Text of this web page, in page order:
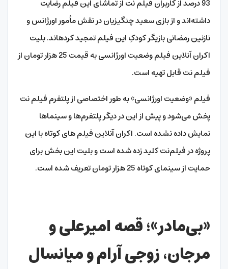
93 درصد از کاربران فیلم نت از تماشای این فیلم رضایت
داشته‌اند و از بازی سعید چنگیزیان در نقش مأمور اورژانس و
نازنین رمضانی بازیگر کودکِ این فیلم تمجید کرده­­اند. بلیت
اکران آنلاین فیلم وضعیت اورژانسی به قیمت 25 هزار تومان از
فیلم نت قابل تهیه است.
فیلم «وضعیت اورژانسی» به طور اختصاصی از پلتفرم فیلم نت
پخش می‌شود و پیش از این در دیگر پلتفرم‌ها و سینماها
نمایش داده نشده است. اکران آنلاین فیلم های کوتاه با این
پروژه در فیلم‌نت کلید زده شده است و بلیت این بخش برای
حمایت از سینمای کوتاه 25 هزار تومان تعریف شده است.
«بی‌مادر»؛ قصه امیرعلی و
مرجان، زوجی آرام و میانسال